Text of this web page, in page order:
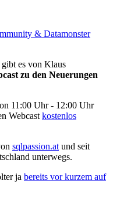
& Datamonster
es von Klaus
zu den Neuerungen
11:00 Uhr - 12:00 Uhr
Webcast kostenlos
sqlpassion.at und seit
unterwegs.
ja bereits vor kurzem auf